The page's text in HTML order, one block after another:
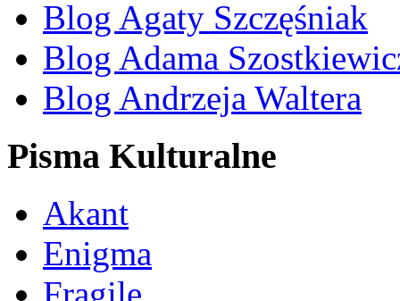
Blog Agaty Szczęśniak
Blog Adama
Blog Andrzeja Waltera
Pisma Kulturalne
Akant
Enigma